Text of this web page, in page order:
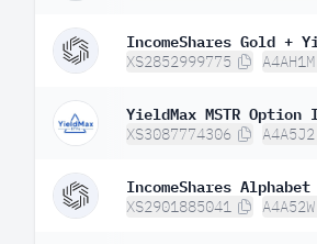
IncomeShares Gold +
XS2852999775 A4AH1M
YieldMax MSTR Option
XS3087774306 A4A5J2
IncomeShares Alphabet
XS2901885041 A4A52W